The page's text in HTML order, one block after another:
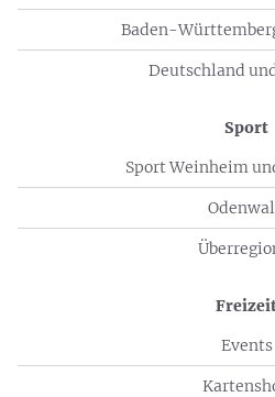
Baden-
Deutschland
Sport
Sport Weinheim
Events